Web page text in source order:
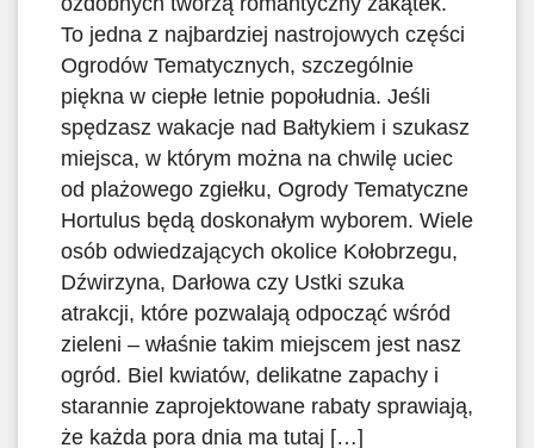
To jedna z najbardziej nastrojowych części
Ogrodów Tematycznych, szczególnie
piękna w ciepłe letnie popołudnia. Jeśli
spędzasz wakacje nad Bałtykiem i szukasz
miejsca, w którym można na chwilę uciec
od plażowego zgiełku, Ogrody Tematyczne
Hortulus będą doskonałym wyborem. Wiele
osób odwiedzających okolice Kołobrzegu,
Dźwirzyna, Darłowa czy Ustki szuka
atrakcji, które pozwalają odpocząć wśród
zieleni – właśnie takim miejscem jest nasz
ogród. Biel kwiatów, delikatne zapachy i
starannie zaprojektowane rabaty sprawiają,
że każda pora dnia ma tutaj […]